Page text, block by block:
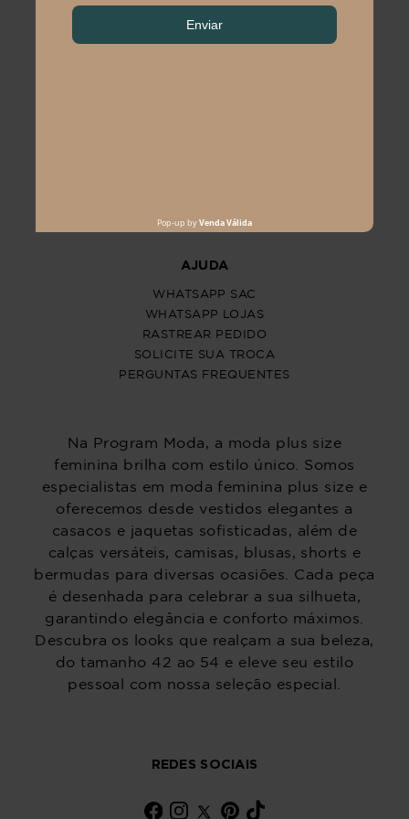
PROGRAM MODA
(11)99483-9760
AJUDA
WHATSAPP SAC
WHATSAPP LOJAS
RASTREAR PEDIDO
SOLICITE SUA TROCA
PERGUNTAS FREQUENTES
Na Program Moda, a moda plus size
feminina brilha com estilo único. Somos
especialistas em moda feminina plus size e
oferecemos desde vestidos elegantes a
casacos e jaquetas sofisticadas, além de
calças versáteis, camisas, blusas, shorts e
bermudas para diversas ocasiões. Cada peça
é desenhada para celebrar a sua silhueta,
garantindo elegância e conforto máximos.
Descubra os looks que realçam a sua beleza,
do tamanho 42 ao 54 e eleve seu estilo
pessoal com nossa seleção especial.
REDES SOCIAIS